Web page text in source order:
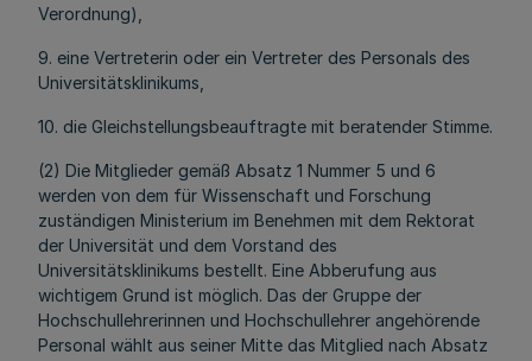
Verordnung),
9. eine Vertreterin oder ein Vertreter des Personals des
Universitätsklinikums,
10. die Gleichstellungsbeauftragte mit beratender Stimme.
(2) Die Mitglieder gemäß Absatz 1 Nummer 5 und 6
werden von dem für Wissenschaft und Forschung
zuständigen Ministerium im Benehmen mit dem Rektorat
der Universität und dem Vorstand des
Universitätsklinikums bestellt. Eine Abberufung aus
wichtigem Grund ist möglich. Das der Gruppe der
Hochschullehrerinnen und Hochschullehrer angehörende
Personal wählt aus seiner Mitte das Mitglied nach Absatz